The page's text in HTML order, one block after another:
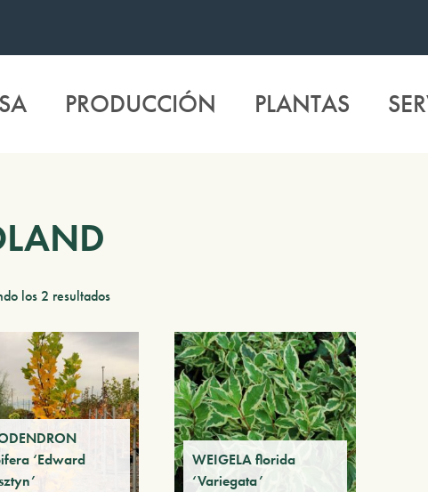
PRODUCCIÓN PLANTAS
los 2 resultados
‘Edward
WEIGELA florida
‘Variegata’